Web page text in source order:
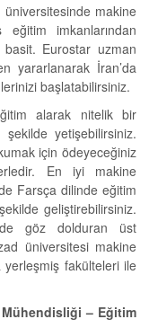
üniversitesinde makine
imkanlarından
Eurostar uzman
yararlanarak İran’da
başlatabilirsiniz.
alarak nitelik bir
yetişebilirsiniz.
için ödeyeceğiniz
En iyi makine
Farsça dilinde eğitim
geliştirebilirsiniz.
göz dolduran üst
üniversitesi makine
yerleşmiş fakülteleri ile
– Eğitim